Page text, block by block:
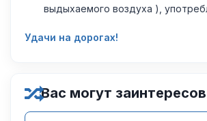
выдыхаемого воздуха ),
Удачи на дорогах!
Вас могут